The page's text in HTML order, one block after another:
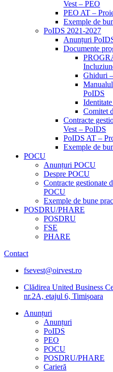
Vest – PEO
PEO AT –
Exemple de
PoIDS 2021-2027
Anunțuri
Documente
Ghiduri
PoIDS
Comitet
Contracte
Vest – PoIDS
PoIDS AT –
Exemple de
POCU
Anunțuri POCU
Despre POCU
Contracte gestionate
POCU
Exemple de bune
POSDRU/PHARE
POSDRU
FSE
PHARE
Contact
fsevest@oirvest.ro
Clădirea United Business
nr.2A, etajul 6, Timișoara
Anunțuri
Anunțuri
PoIDS
PEO
POCU
POSDRU/PHARE
Carieră